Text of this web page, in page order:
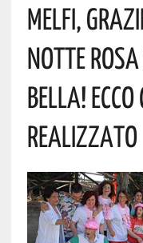
MELFI,
NOTTE
BELLA!
REALIZZATO